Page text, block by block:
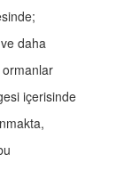
ve daha
içerisinde